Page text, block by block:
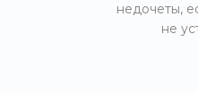
недочеты,
не